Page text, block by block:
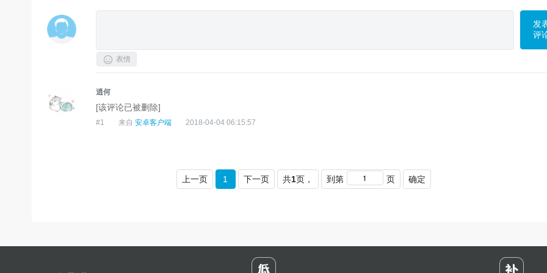
发
评
 表情
逍何
[该评论已被删除]
#1 来自 安卓客户端 2018-04-04 06:15:57
上一页 1 下一页 共1页， 到第 页 确定